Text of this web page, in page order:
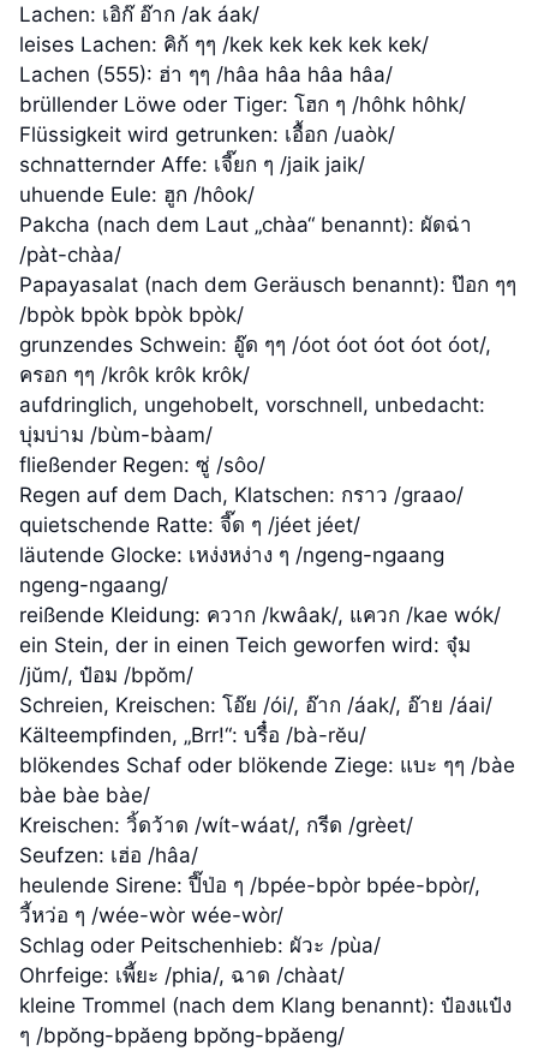
Lachen: เอิก๊ อ๊าก /ak áak/
leises Lachen: คิก้ ๆๆ /kek kek kek kek kek/
Lachen (555): ฮ่า ๆๆ /hâa hâa hâa hâa/
brüllender Löwe oder Tiger: โฮก ๆ /hôhk hôhk/
Flüssigkeit wird getrunken: เอื้อก /uaòk/
schnatternder Affe: เจี๊ยก ๆ /jaik jaik/
uhuende Eule: ฮูก /hôok/
Pakcha (nach dem Laut „chàa“ benannt): ผัดฉ่า
/pàt-chàa/
Papayasalat (nach dem Geräusch benannt): ป๊อก ๆๆ
/bpòk bpòk bpòk bpòk/
grunzendes Schwein: อู๊ด ๆๆ /óot óot óot óot óot/,
ครอก ๆๆ /krôk krôk krôk/
aufdringlich, ungehobelt, vorschnell, unbedacht:
บุ่มบ่าม /bùm-bàam/
fließender Regen: ซู่ /sôo/
Regen auf dem Dach, Klatschen: กราว /graao/
quietschende Ratte: จี๊ด ๆ /jéet jéet/
läutende Glocke: เหง่งหง่าง ๆ /ngeng-ngaang
ngeng-ngaang/
reißende Kleidung: ควาก /kwâak/, แควก /kae wók/
ein Stein, der in einen Teich geworfen wird: จุ๋ม
/jŭm/, ป๋อม /bpŏm/
Schreien, Kreischen: โอ๊ย /ói/, อ๊าก /áak/, อ๊าย /áai/
Kälteempfinden, „Brr!“: บรื๋อ /bà-rĕu/
blökendes Schaf oder blökende Ziege: แบะ ๆๆ /bàe
bàe bàe bàe/
Kreischen: วิ้ดว้าด /wít-wáat/, กรีด /grèet/
Seufzen: เฮ่อ /hâa/
heulende Sirene: ปี๊ป่อ ๆ /bpée-bpòr bpée-bpòr/,
วี้หว่อ ๆ /wée-wòr wée-wòr/
Schlag oder Peitschenhieb: ผัวะ /pùa/
Ohrfeige: เพี้ยะ /phia/, ฉาด /chàat/
kleine Trommel (nach dem Klang benannt): ป๋องแป๋ง
ๆ /bpŏng-bpăeng bpŏng-bpăeng/